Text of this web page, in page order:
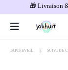
🎁 Livraison
TAPIS EVEIL SUIVI DE